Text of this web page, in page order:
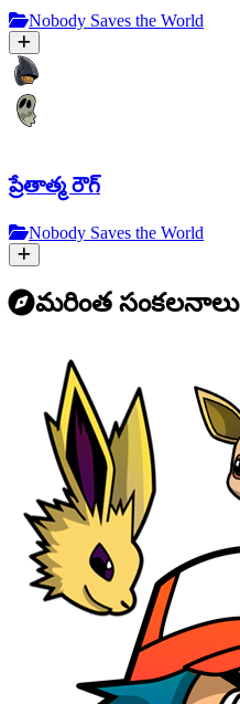
Nobody Saves the World
ప్రేతాత్మ రౌగ్
Nobody Saves the World
మరింత సంకలనాలు